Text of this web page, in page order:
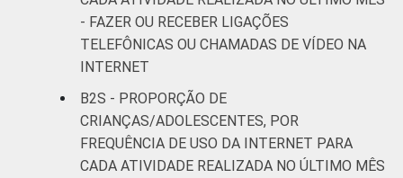
- FAZER OU RECEBER LIGAÇÕES
TELEFÔNICAS OU CHAMADAS DE VÍDEO NA
INTERNET
B2S - PROPORÇÃO DE
CRIANÇAS/ADOLESCENTES, POR
FREQUÊNCIA DE USO DA INTERNET PARA
CADA ATIVIDADE REALIZADA NO ÚLTIMO MÊS